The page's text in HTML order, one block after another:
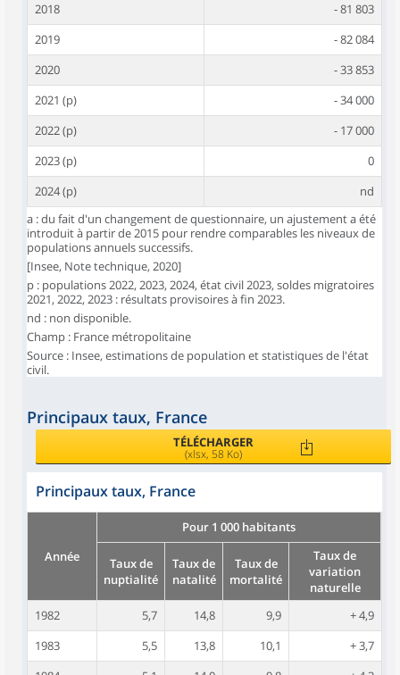
2018
- 81 803
2019
- 82 084
2020
- 33 853
2021 (p)
- 34 000
2022 (p)
- 17 000
2023 (p)
0
2024 (p)
nd
a : du fait d'un changement de questionnaire, un ajustement a été
introduit à partir de 2015 pour rendre comparables les niveaux de
populations annuels successifs.
[Insee, Note technique, 2020]
p : populations 2022, 2023, 2024, état civil 2023, soldes migratoires
2021, 2022, 2023 : résultats provisoires à fin 2023.
nd : non disponible.
Champ : France métropolitaine
Source : Insee, estimations de population et statistiques de l'état
civil.
Principaux taux, France
TÉLÉCHARGER
(xlsx, 58 Ko)
Principaux taux, France
Année
Pour 1 000 habitants
Taux de
nuptialité
Taux de
natalité
Taux de
mortalité
Taux de
variation
naturelle
1982
5,7 14,8 9,9
+ 4,9
1983
5,5 13,8 10,1
+ 3,7